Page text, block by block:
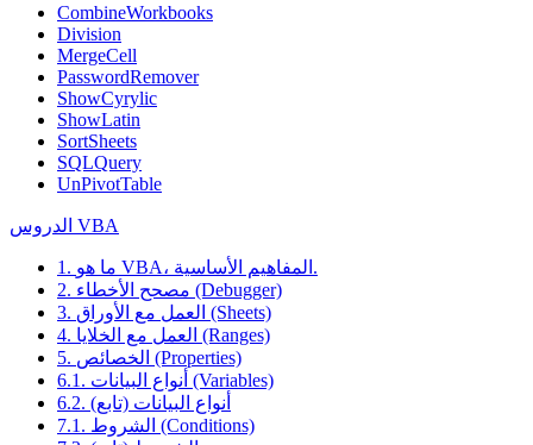
CombineWorkbooks
Division
MergeCell
PasswordRemover
ShowCyrylic
ShowLatin
SortSheets
SQLQuery
UnPivotTable
الدروس VBA
1. ما هو VBA، المفاهيم الأساسية.
2. مصحح الأخطاء (Debugger)
3. العمل مع الأوراق (Sheets)
4. العمل مع الخلايا (Ranges)
5. الخصائص (Properties)
6.1. أنواع البيانات (Variables)
6.2. أنواع البيانات (تابع)
7.1. الشروط (Conditions)